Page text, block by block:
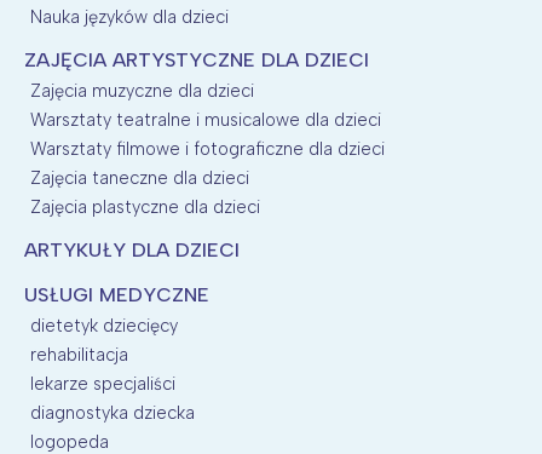
Nauka języków dla dzieci
ZAJĘCIA ARTYSTYCZNE DLA DZIECI
Zajęcia muzyczne dla dzieci
Warsztaty teatralne i musicalowe dla dzieci
Warsztaty filmowe i fotograficzne dla dzieci
Zajęcia taneczne dla dzieci
Zajęcia plastyczne dla dzieci
ARTYKUŁY DLA DZIECI
USŁUGI MEDYCZNE
dietetyk dziecięcy
rehabilitacja
lekarze specjaliści
diagnostyka dziecka
logopeda